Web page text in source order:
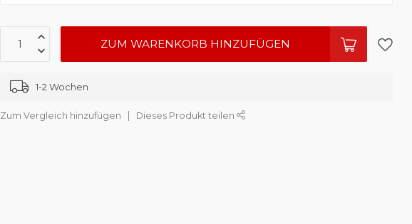
ZUM WARENKORB HINZUFÜGEN
1-2 Wochen
Zum Vergleich hinzufügen Dieses Produkt teilen